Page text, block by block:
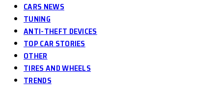
CARS NEWS
TUNING
ANTI-THEFT DEVICES
TOP CAR STORIES
OTHER
TIRES AND WHEELS
TRENDS